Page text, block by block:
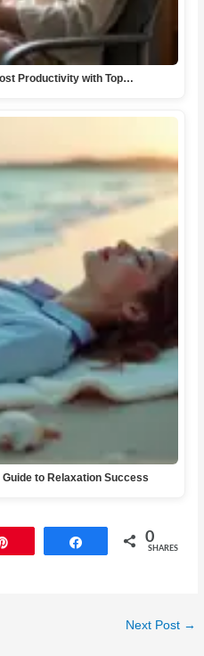
Productivity with Top…
to Relaxation Success
Share 0
SHARES
Next Post →